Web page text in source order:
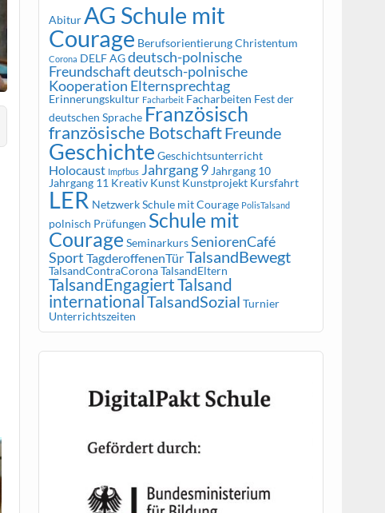
AbiturAG Schule mit
Courage BerufsorientierungChristentum
Corona DELF AGdeutsch-polnische
Freundschaftdeutsch-polnische
Kooperation Elternsprechtag
Erinnerungskultur Facharbeit Facharbeiten Fest der
deutschen Sprache Französisch
französische BotschaftFreunde
Geschichte Geschichtsunterricht
Holocaust Impfbus Jahrgang 9 Jahrgang 10
Jahrgang 11 Kreativ Kunst Kunstprojekt Kursfahrt
LER Netzwerk Schule mit Courage PolisTalsand
polnisch Prüfungen Schule mit
Courage SeminarkursSeniorenCafé
Sport TagderoffenenTürTalsandBewegt
TalsandContraCoronaTalsandEltern
TalsandEngagiertTalsand
internationalTalsandSozial Turnier
Unterrichtszeiten